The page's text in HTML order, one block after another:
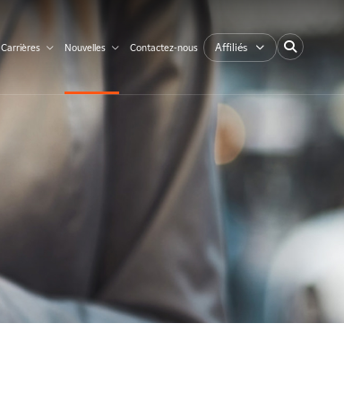
Carrières Nouvelles Contactez-nous Affiliés